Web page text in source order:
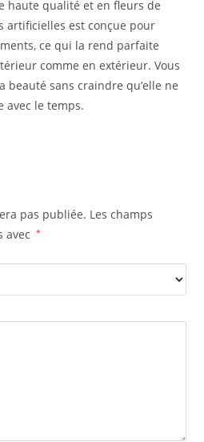
haute qualité et en fleurs de
artificielles est conçue pour
ce qui la rend parfaite
comme en extérieur. Vous
beauté sans craindre qu’elle ne
avec le temps.
pas publiée. Les champs
avec
*